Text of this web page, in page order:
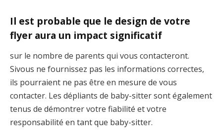
Il est probable que le design de votre
flyer aura un impact significatif
sur le nombre de parents qui vous contacteront.
Sivous ne fournissez pas les informations correctes,
ils pourraient ne pas être en mesure de vous
contacter. Les dépliants de baby-sitter sont également
tenus de démontrer votre fiabilité et votre
responsabilité en tant que baby-sitter.